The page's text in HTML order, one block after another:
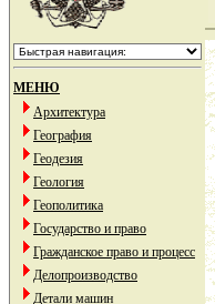
МЕНЮ
Архитектура
География
Геодезия
Геология
Геополитика
Государство и право
Гражданское право и процесс
Делопроизводство
Детали машин